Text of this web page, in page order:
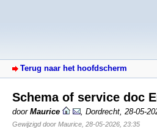
Terug naar het hoofdscherm
Schema of service doc
door Maurice Dordrecht 28-05-
Gewijzigd door Maurice, 28-05-2026, 23:35